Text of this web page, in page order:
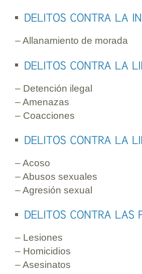
– Allanamiento de morada
– Detención ilegal
– Amenazas
– Coacciones
– Acoso
– Abusos sexuales
– Agresión sexual
– Lesiones
– Homicidios
– Asesinatos